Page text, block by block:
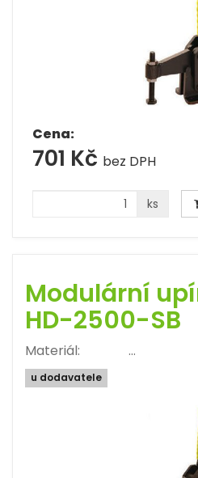
Cena:
701 Kč bez DPH
ks
Modulární
HD-2500-SB
Materiál: …
u dodavatele